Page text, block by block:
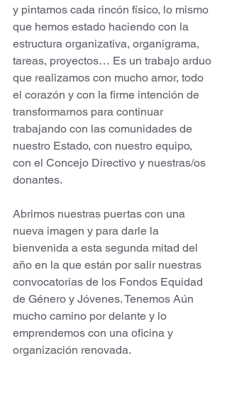
y pintamos cada rincón físico, lo mismo
que hemos estado haciendo con la
estructura organizativa, organigrama,
tareas, proyectos… Es un trabajo arduo
que realizamos con mucho amor, todo
el corazón y con la firme intención de
transformarnos para continuar
trabajando con las comunidades de
nuestro Estado, con nuestro equipo,
con el Concejo Directivo y nuestras/os
donantes.
Abrimos nuestras puertas con una
nueva imagen y para darle la
bienvenida a esta segunda mitad del
año en la que están por salir nuestras
convocatorias de los Fondos Equidad
de Género y Jóvenes. Tenemos Aún
mucho camino por delante y lo
emprendemos con una oficina y
organización renovada.